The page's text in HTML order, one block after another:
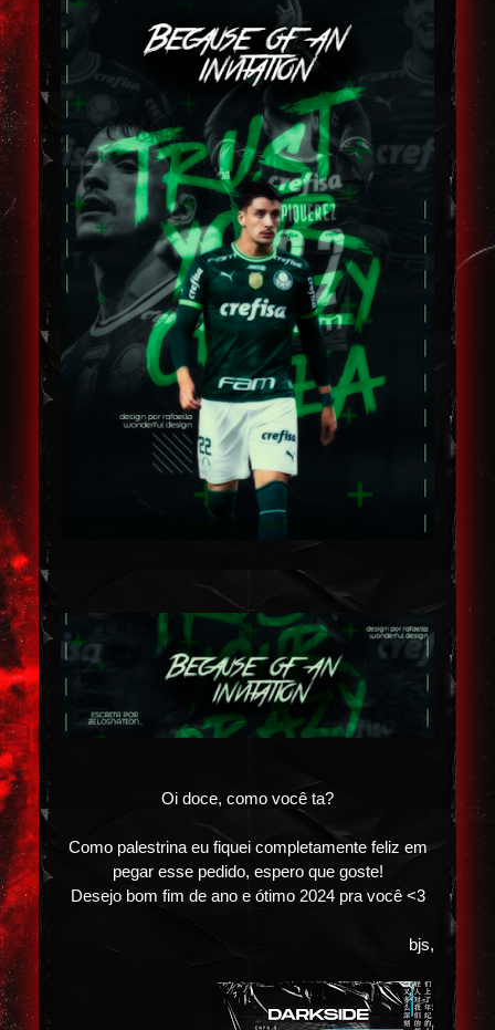
Oi doce, como você ta?
Como palestrina eu fiquei completamente feliz em
pegar esse pedido, espero que goste!
Desejo bom fim de ano e ótimo 2024 pra você <3
bjs,